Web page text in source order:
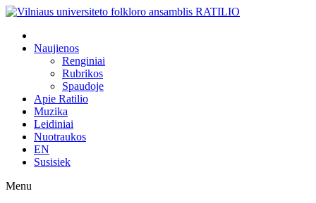
Naujienos
Renginiai
Rubrikos
Spaudoje
Apie Ratilio
Muzika
Leidiniai
Nuotraukos
EN
Susisiek
Menu